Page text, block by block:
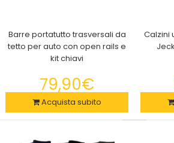
2x Repellente Ad Ultrasuoni Per
Ragni E Altri Insetti
29,90€
Barre portatutto trasversali da
tetto per auto con open rails e
kit chiavi
79,90€
Acquista subito
Calzini